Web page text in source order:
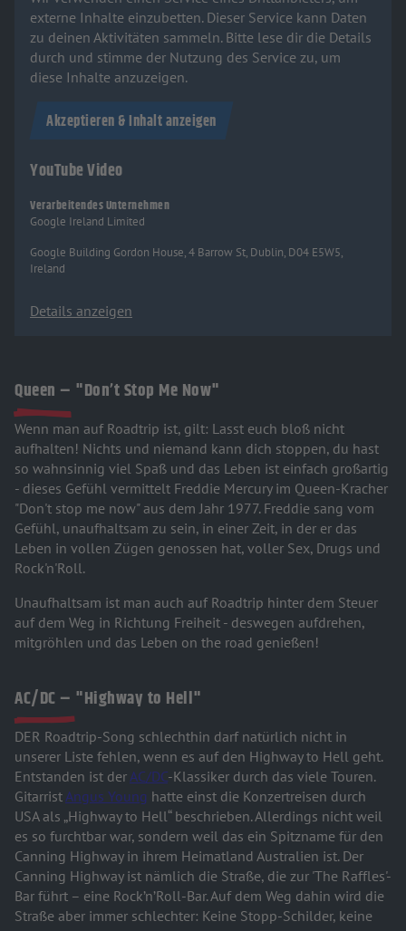
externe Inhalte einzubetten. Dieser Service kann Daten
zu deinen Aktivitäten sammeln. Bitte lese dir die Details
durch und stimme der Nutzung des Service zu, um
diese Inhalte anzuzeigen.
Akzeptieren & Inhalt anzeigen
YouTube Video
Verarbeitendes Unternehmen
Google Ireland Limited
Google Building Gordon House, 4 Barrow St, Dublin, D04 E5W5,
Ireland
Details anzeigen
Queen – "Don’t Stop Me Now"
Wenn man auf Roadtrip ist, gilt: Lasst euch bloß nicht
aufhalten! Nichts und niemand kann dich stoppen, du hast
so wahnsinnig viel Spaß und das Leben ist einfach großartig
- dieses Gefühl vermittelt Freddie Mercury im Queen-Kracher
"Don't stop me now" aus dem Jahr 1977. Freddie sang vom
Gefühl, unaufhaltsam zu sein, in einer Zeit, in der er das
Leben in vollen Zügen genossen hat, voller Sex, Drugs und
Rock'n'Roll.
Unaufhaltsam ist man auch auf Roadtrip hinter dem Steuer
auf dem Weg in Richtung Freiheit - deswegen aufdrehen,
mitgröhlen und das Leben on the road genießen!
AC/DC – "Highway to Hell"
DER Roadtrip-Song schlechthin darf natürlich nicht in
unserer Liste fehlen, wenn es auf den Highway to Hell geht.
Entstanden ist der AC/DC-Klassiker durch das viele Touren.
Gitarrist Angus Young hatte einst die Konzertreisen durch
USA als „Highway to Hell“ beschrieben. Allerdings nicht weil
es so furchtbar war, sondern weil das ein Spitzname für den
Canning Highway in ihrem Heimatland Australien ist. Der
Canning Highway ist nämlich die Straße, die zur 'The Raffles'-
Bar führt – eine Rock’n’Roll-Bar. Auf dem Weg dahin wird die
Straße aber immer schlechter: Keine Stopp-Schilder, keine